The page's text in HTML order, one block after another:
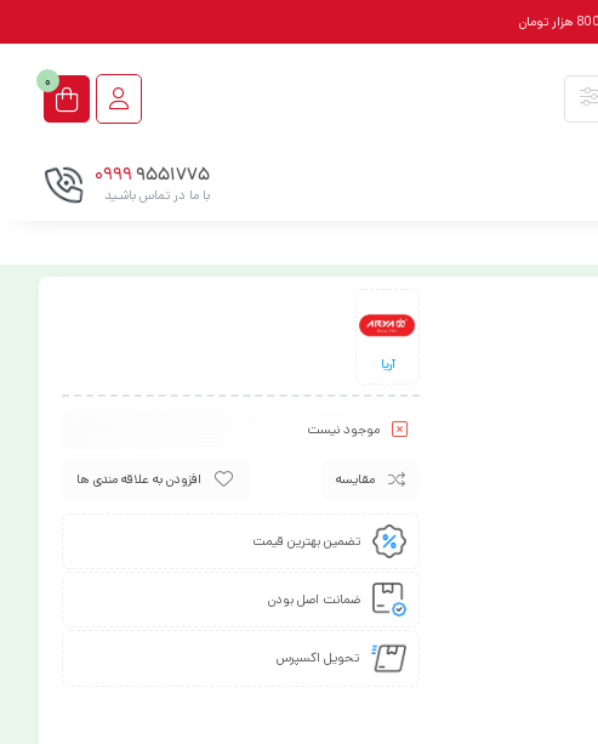
0
9551775
0999
با ما در تماس باشـید
آریا
موجود نیست
مقایسه افزودن به علاقه مندی ها
تضمین بهترین قیمت
ضمانت اصل بودن
تحویل اکسپرس